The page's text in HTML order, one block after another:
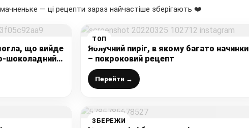
— ці рецепти зараз найчастіше зберігають ❤️
що вийде
шоколадний
і просто)
ТОП
Яблучний пиріг, в якому багато начинки
– покроковий рецепт
Перейти →
ЗБЕРЕЖИ